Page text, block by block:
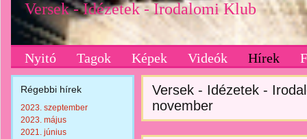
Versek - Idézetek - Irodalomi Klub
Nyitó Tagok Képek Videók Hírek
Régebbi hírek
2023. szeptember
2023. május
2021. június
Versek - Idézetek -
november